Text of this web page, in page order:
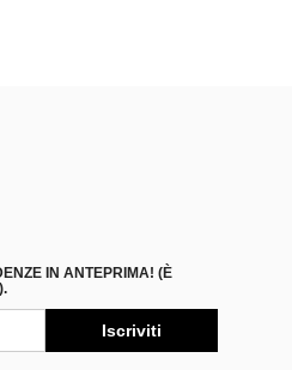
IN ANTEPRIMA! (È
Iscriviti